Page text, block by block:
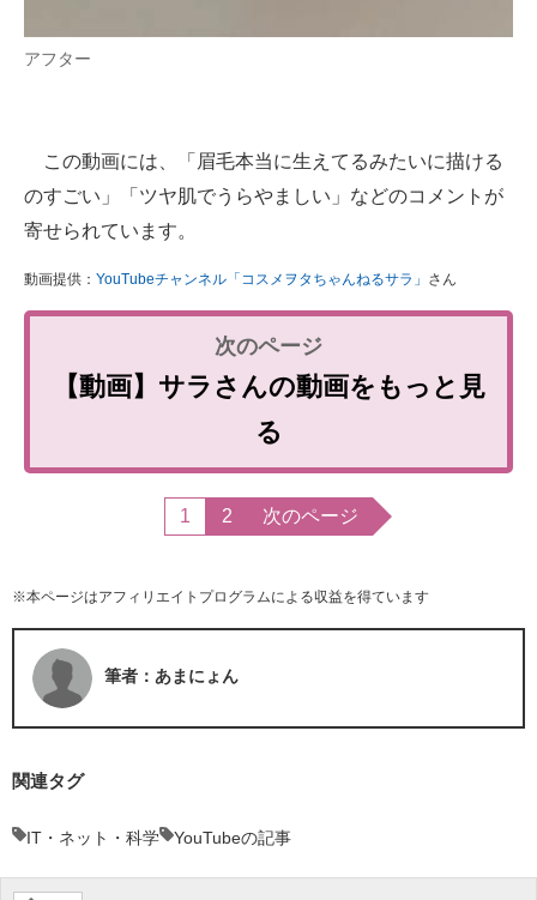
アフター
この動画には、「眉毛本当に生えてるみたいに描ける
のすごい」「ツヤ肌でうらやましい」などのコメントが
寄せられています。
動画提供： YouTubeチャンネル「コスメヲタちゃんねるサラ」 さん
【動画】サラさんの動画をもっと見
る
1 2 次のページ
※本ページはアフィリエイトプログラムによる収益を得ています
筆者：あまにょん
関連タグ
IT・ネット・科学 YouTubeの記事